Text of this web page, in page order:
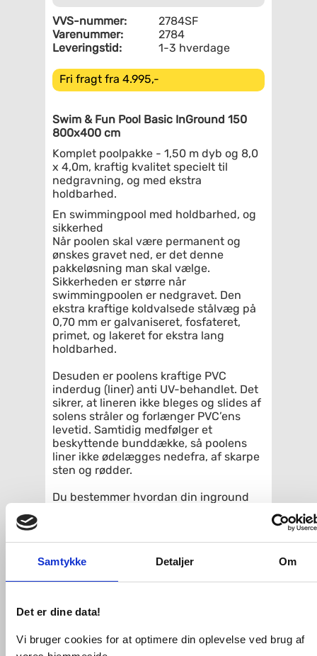
Samtykke Detaljer Om
Det er dine data!
Vi bruger cookies for at optimere din oplevelse ved brug af
VVS-nummer:
2784SF
Varenummer:
2784
Leveringstid:
1-3 hverdage
Fri fragt fra 4.995,-
Swim & Fun Pool Basic InGround 150
800x400 cm
Komplet poolpakke - 1,50 m dyb og 8,0
x 4,0m, kraftig kvalitet specielt til
nedgravning, og med ekstra
holdbarhed.
En swimmingpool med holdbarhed, og
sikkerhed
Når poolen skal være permanent og
ønskes gravet ned, er det denne
pakkeløsning man skal vælge.
Sikkerheden er større når
swimmingpoolen er nedgravet. Den
ekstra kraftige koldvalsede stålvæg på
0,70 mm er galvaniseret, fosfateret,
primet, og lakeret for ekstra lang
holdbarhed.
Desuden er poolens kraftige PVC
inderdug (liner) anti UV-behandlet. Det
sikrer, at lineren ikke bleges og slides af
solens stråler og forlænger PVC’ens
levetid. Samtidig medfølger et
beskyttende bunddække, så poolens
liner ikke ødelægges nedefra, af skarpe
sten og rødder.
Du bestemmer hvordan din inground
placering. Hvilket giver plads til en
større æstetisk oplevelse af poolens
De revolutionerende Filterballs
filtersystemet. Det giver en række